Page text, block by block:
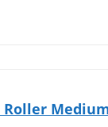
Roller